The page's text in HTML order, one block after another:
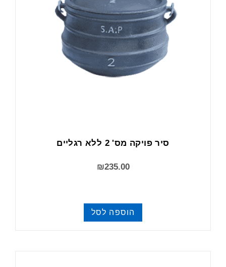
סיר פויקה מס' 2 ללא רגליים
₪235.00
הוספה לסל